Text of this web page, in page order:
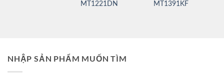
MT1221DN
MT1391KF
NHẬP SẢN PHẨM MUỐN TÌM